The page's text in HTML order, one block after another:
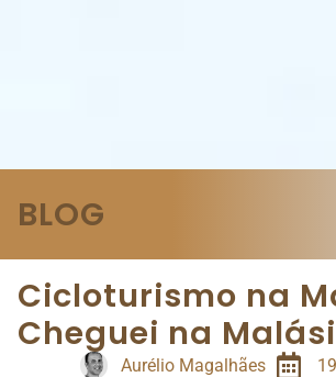
BLOG
Cicloturismo na
Cheguei na
Aurélio Magalhães